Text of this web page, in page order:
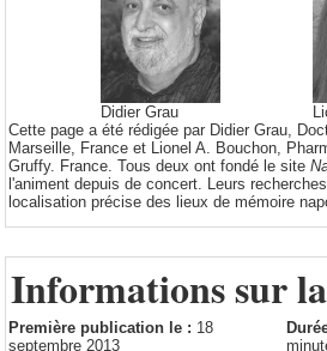
Didier Grau
Cette page a été rédigée par Didier Grau,
Marseille, France et Lionel A. Bouchon,
Gruffy. France. Tous deux ont fondé le site
l'animent depuis de concert. Leurs
localisation précise des lieux de mémoire
Informations sur
Première publication le : 18
septembre 2013